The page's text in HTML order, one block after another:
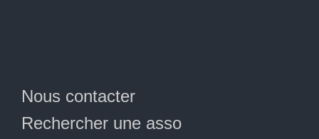
Nous contacter
Rechercher une asso